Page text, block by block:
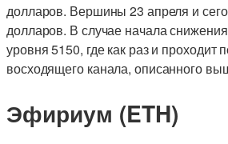
долларов. Вершины 23 апреля и
долларов. В случае начала снижения
уровня 5150, где как раз и проходит
восходящего канала, описанного
Эфириум (ETH)